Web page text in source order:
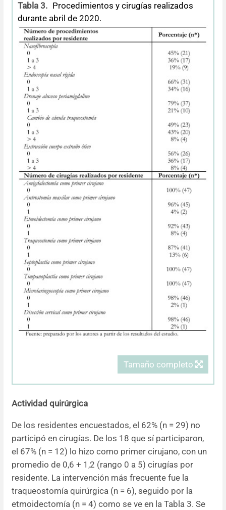
Tabla 3. Procedimientos y cirugías realizados
durante abril de 2020.
Tamaño completo
Actividad quirúrgica
De los residentes encuestados, el 62% (n = 29) no
participó en cirugías. De los 18 que sí participaron,
el 67% (n = 12) lo hizo como primer cirujano, con un
promedio de 0,6 + 1,2 (rango 0 a 5) cirugías por
residente. La intervención más frecuente fue la
traqueostomía quirúrgica (n = 6), seguido por la
etmoidectomía (n = 4) como se ve en la Tabla 3. Se